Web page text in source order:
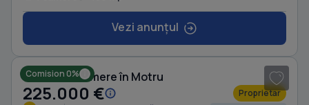
Vezi anunțul
Comision 0%
Casă cu 6 camere în Motru
225.000 € Proprietar